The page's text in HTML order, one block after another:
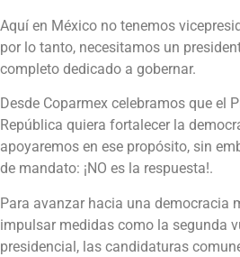
Aquí en México no tenemos
por lo tanto, necesitamos un
completo dedicado a gobernar.
Desde Coparmex celebramos que el
República quiera fortalecer la
apoyaremos en ese propósito, sin
de mandato: ¡NO es la respuesta!.
Para avanzar hacia una democracia
impulsar medidas como la segunda
presidencial, las candidaturas